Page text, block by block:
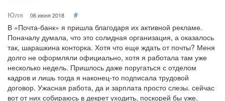
Юля
06 июня 2018
#
В «Почта-банк» я пришла благодаря их активной рекламе.
Поначалу думала, что это солидная организация, а оказалось
так, шарашкина конторка. Хотя что еще ждать от почты? Меня
долго не оформляли официально, хотя я работала там уже
несколько недель. Пришлось даже поругаться с отделом
кадров и лишь тогда я наконец-то подписала трудовой
договор. Ужасная работа, да и зарплата просто слезы. сейчас
вот от них собираюсь в декрет уходить, поскорей бы уже.